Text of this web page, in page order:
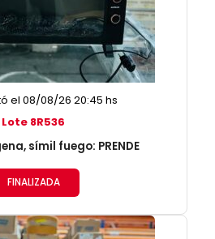
el 08/08/26 20:45 hs
Lote 8R536
símil fuego: PRENDE
FINALIZADA